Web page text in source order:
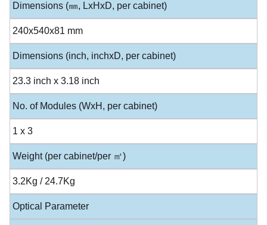
Dimensions (㎜, LxHxD, per cabinet)
240x540x81 mm
Dimensions (inch, inchxD, per cabinet)
23.3 inch x 3.18 inch
No. of Modules (WxH, per cabinet)
1 x 3
Weight (per cabinet/per ㎡)
3.2Kg / 24.7Kg
Optical Parameter